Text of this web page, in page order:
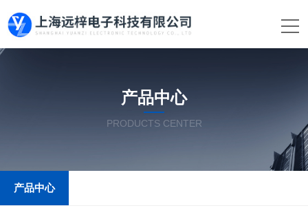
产品中心
PRODUCTS CENTER
产品中心